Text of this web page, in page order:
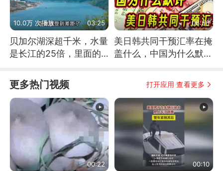
10.0万 次播放 03:25
贝加尔湖深超千米，水量
是长江的25倍，里面的
06:56
美日韩共同干预汇率在掩
盖什么，中国为什么默
更多热门视频 打开应用 查看更多
00:22 00:10